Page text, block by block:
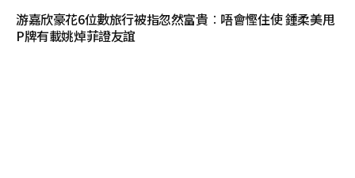
游嘉欣豪花6位數旅行被指忽然富貴︰唔會慳住使 鍾柔美甩
P牌有載姚焯菲證友誼